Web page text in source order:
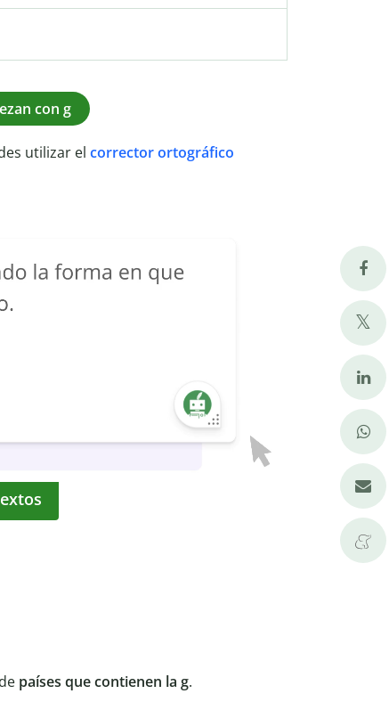
con g
utilizar el corrector ortográfico
de países que contienen la g.